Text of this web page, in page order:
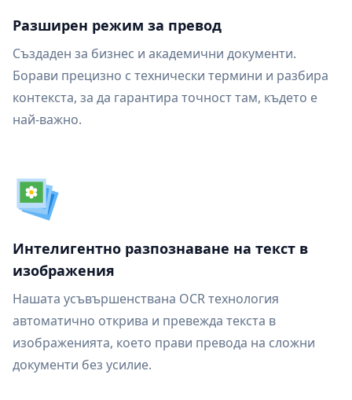
Разширен режим за превод
Създаден за бизнес и академични документи.
Борави прецизно с технически термини и разбира
контекста, за да гарантира точност там, където е
най-важно.
Интелигентно разпознаване на текст в
изображения
Нашата усъвършенствана OCR технология
автоматично открива и превежда текста в
изображенията, което прави превода на сложни
документи без усилие.